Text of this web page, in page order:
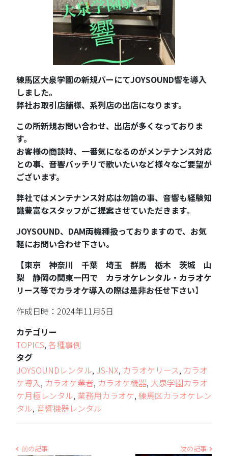
練馬区大泉学園の新規バーにてJOYSOUND響を導入
しました。
弊社お取引店舗様、系列店の出店になります。
この所新規お問い合わせ、出店が多くなっておりま
す。
お客様の商談時、一番気になるのがメンテナンス対応
との事、音響バッチリで歌いたいなど様々なご要望が
ございます。
弊社ではメンテナンス対応は勿論の事、音響も経験知
識豊富なスタッフがご提案させていただきます。
JOYSOUND、DAM両機種扱っておりますので、お気
軽にお問い合わせ下さい。
【東京 神奈川 千葉 埼玉 群馬 栃木 茨城 山
梨 静岡の関東一円で カラオケレンタル・カラオケ
リース等でカラオケ導入の際は是非お任せ下さい】
作成日時：2024年11月5日
カテゴリー
TOPICS, 各種事例
タグ
JOYSOUNDレンタル, JS-NX, カラオケリース, カラオ
ケ導入, カラオケ業者, カラオケ機器, 大泉学園カラオ
ケ月極レンタル, 業務用カラオケ, 練馬区カラオケレン
タル, 音響機器レンタル
前の記事 次の記事